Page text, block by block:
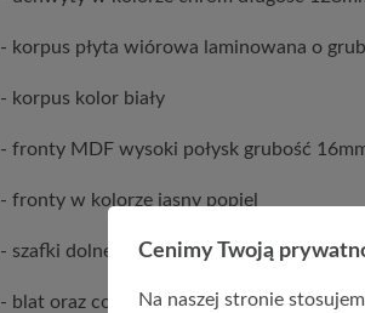
- korpus płyta wiórowa laminowana o
- korpus kolor biały
- fronty MDF wysoki połysk grubość
- fronty w kolorze jasny popiel
- szafki dolne bez cokołu i blatu
- blat oraz cokół sprzedawany osobno
Cenimy Twoją
Na naszej stronie